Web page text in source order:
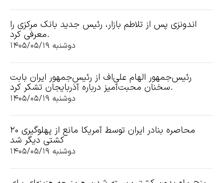
اندونزی پس از تلاطم بازار، رئیس جدید بانک مرکزی را
معرفی کرد.
دوشنبه ۱۴۰۵/۰۵/۱۹
رئیس‌جمهور الهام علی‌اف از رئیس‌جمهور ایران بابت
سخنان محبت‌آمیز درباره آذربایجان تشکر کرد.
دوشنبه ۱۴۰۵/۰۵/۱۹
محاصره بنادر ایران توسط آمریکا مانع از پهلوگیری ۲۰
کشتی دیگر شد
دوشنبه ۱۴۰۵/۰۵/۱۹